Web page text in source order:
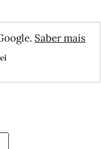
Saber mais